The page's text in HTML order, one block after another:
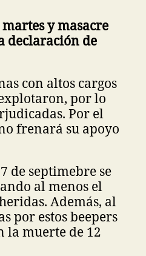
y masacre
declaración de
con altos cargos
por lo
Por el
frenará su apoyo
de septimebre se
al menos el
Además, al
por estos beepers
la muerte de 12